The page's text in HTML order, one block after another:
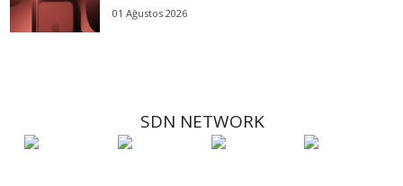
01 Ağustos 2026
SDN NETWORK